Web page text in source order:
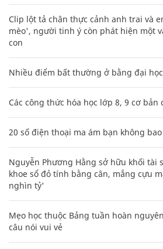
Clip lột tả chân thực cảnh anh trai và
mèo', người tinh ý còn phát hiện một
con
Nhiều điểm bất thường ở bằng đại
Các công thức hóa học lớp 8, 9 cơ bản
20 số điện thoại ma ám bạn không
Nguyễn Phương Hằng sở hữu khối tài
khoe sổ đỏ tính bằng cân, mắng cựu
nghìn tỷ'
Mẹo học thuộc Bảng tuần hoàn
câu nói vui vẻ